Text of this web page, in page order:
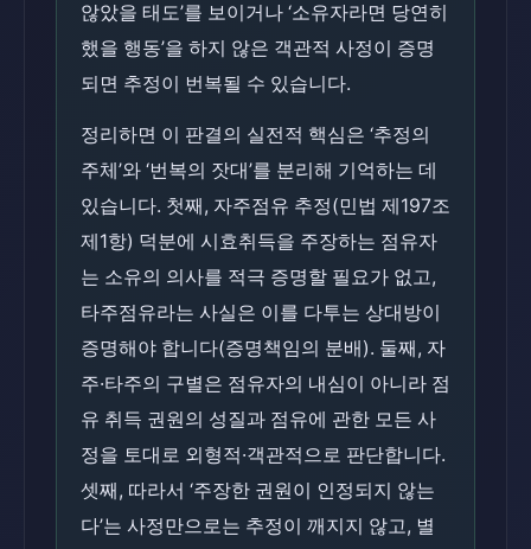
않았을 태도’를 보이거나 ‘소유자라면 당연히
했을 행동’을 하지 않은 객관적 사정이 증명
되면 추정이 번복될 수 있습니다.
정리하면 이 판결의 실전적 핵심은 ‘추정의
주체’와 ‘번복의 잣대’를 분리해 기억하는 데
있습니다. 첫째, 자주점유 추정(민법 제197조
제1항) 덕분에 시효취득을 주장하는 점유자
는 소유의 의사를 적극 증명할 필요가 없고,
타주점유라는 사실은 이를 다투는 상대방이
증명해야 합니다(증명책임의 분배). 둘째, 자
주·타주의 구별은 점유자의 내심이 아니라 점
유 취득 권원의 성질과 점유에 관한 모든 사
정을 토대로 외형적·객관적으로 판단합니다.
셋째, 따라서 ‘주장한 권원이 인정되지 않는
다’는 사정만으로는 추정이 깨지지 않고, 별